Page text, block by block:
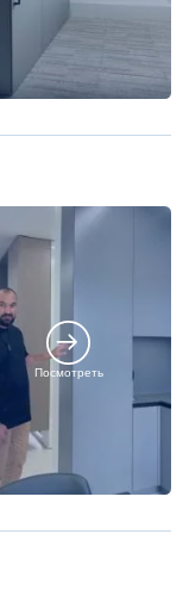
Посмотреть